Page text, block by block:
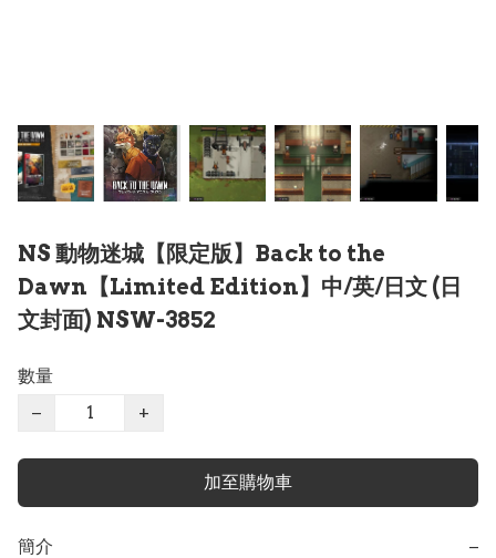
NS 動物迷城【限定版】Back to the
Dawn【Limited Edition】中/英/日文 (日
文封面) NSW-3852
數量
−
+
加至購物車
簡介 −